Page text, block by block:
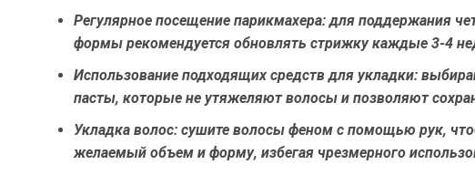
Регулярное посещение парикмахера:для поддержания
формы рекомендуется обновлять стрижку каждые 3-4
Использование подходящих средств для укладки:
пасты, которые не утяжеляют волосы и позволяют
Укладка волос: сушите волосы феном с помощью рук,
желаемый объем и форму, избегая чрезмерного